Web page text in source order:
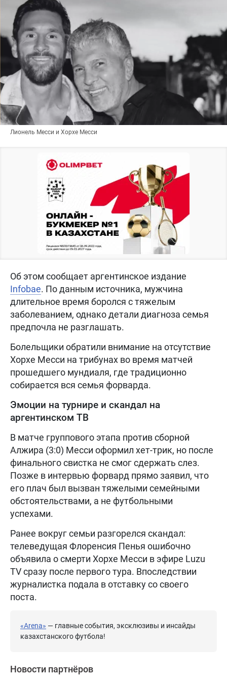
Лионель Месси и Хорхе Месси
Об этом сообщает аргентинское издание
Infobae. По данным источника, мужчина
длительное время боролся с тяжелым
заболеванием, однако детали диагноза семья
предпочла не разглашать.
Болельщики обратили внимание на отсутствие
Хорхе Месси на трибунах во время матчей
прошедшего мундиаля, где традиционно
собирается вся семья форварда.
Эмоции на турнире и скандал на
аргентинском ТВ
В матче группового этапа против сборной
Алжира (3:0) Месси оформил хет-трик, но после
финального свистка не смог сдержать слез.
Позже в интервью форвард прямо заявил, что
его плач был вызван тяжелыми семейными
обстоятельствами, а не футбольными
успехами.
Ранее вокруг семьи разгорелся скандал:
телеведущая Флоренсия Пенья ошибочно
объявила о смерти Хорхе Месси в эфире Luzu
TV сразу после первого тура. Впоследствии
журналистка подала в отставку со своего
поста.
«Arena» — главные события, эксклюзивы и инсайды
казахстанского футбола!